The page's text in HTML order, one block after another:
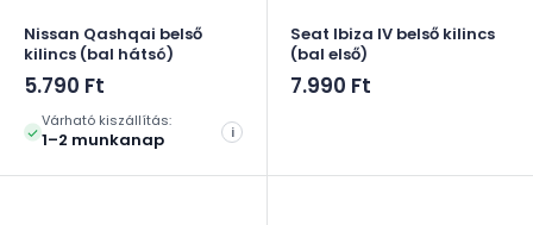
Nissan Qashqai belső
kilincs (bal hátsó)
Akciós
5.790 Ft
Várható kiszállítás:
1–2 munkanap i
Seat Ibiza IV belső kilincs
(bal első)
Akciós
7.990 Ft